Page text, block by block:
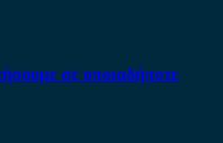
σε οποιαδήποτε